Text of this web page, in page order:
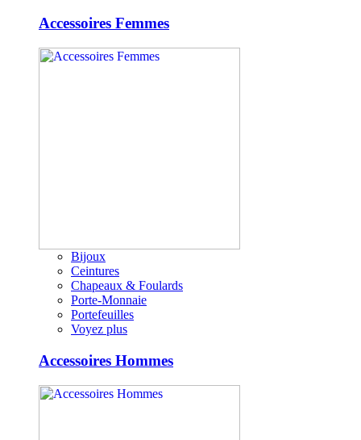
Accessoires Femmes
Bijoux
Ceintures
Chapeaux & Foulards
Porte-Monnaie
Portefeuilles
Voyez plus
Accessoires Hommes